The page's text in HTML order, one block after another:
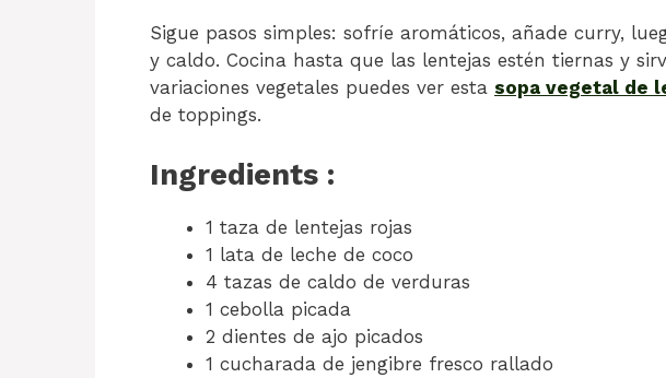
Sigue pasos simples: sofríe aromáticos, añade curry,
y caldo. Cocina hasta que las lentejas estén tiernas y
variaciones vegetales puedes ver esta sopa vegetal de
de toppings.
Ingredients :
1 taza de lentejas rojas
1 lata de leche de coco
4 tazas de caldo de verduras
1 cebolla picada
2 dientes de ajo picados
1 cucharada de jengibre fresco rallado